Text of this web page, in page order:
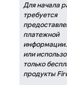
Для начала
требуется
платежной
информации.
или
только
продукты